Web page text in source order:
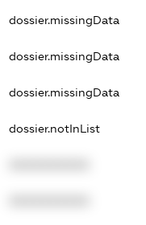
dossier.missingData
dossier.missingData
dossier.missingData
dossier.notInList